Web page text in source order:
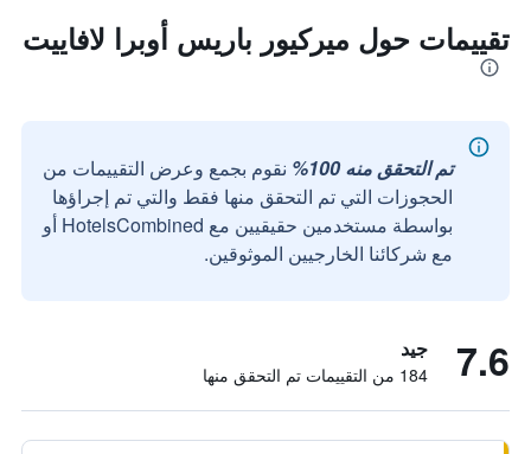
تقييمات حول ميركيور باريس أوبرا لافاييت
تم التحقق منه 100%
نقوم بجمع وعرض التقييمات من
الحجوزات التي تم التحقق منها فقط والتي تم إجراؤها
بواسطة مستخدمين حقيقيين مع HotelsCombined أو
مع شركائنا الخارجيين الموثوقين.
7.6 جيد
184 من التقييمات تم التحقق منها